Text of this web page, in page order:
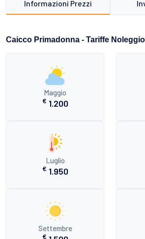
Informazioni Prezzi
Caicco Primadonna - Tariffe
Maggio
€ 1.200
Luglio
€ 1.950
Settembre
€